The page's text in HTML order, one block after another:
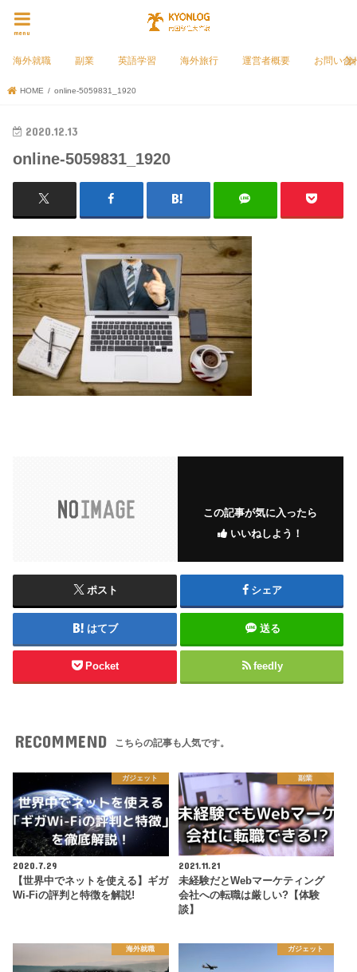
menu
海外就職 副業 英語学習 海外旅行 運営者概要 お問い合
HOME online-5059831_1920
2020.12.13
online-5059831_1920
この記事が気に入ったら
いいねしよう！
ポスト シェア
はてブ 送る
Pocket feedly
RECOMMEND こちらの記事も人気です。
ガジェット
2020.7.29
【世界中でネットを使える】ギガ
Wi-Fiの評判と特徴を解説!
副業
2021.11.21
未経験だとWebマーケティング
会社への転職は厳しい?【体験
談】
海外就職 ガジェット